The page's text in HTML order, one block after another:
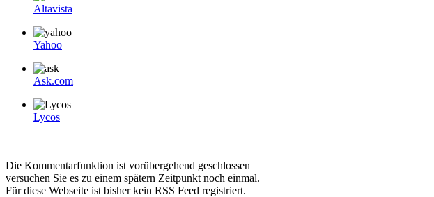
Altavista
Yahoo
Ask.com
Lycos
Die Kommentarfunktion ist vorübergehend geschlossen
versuchen Sie es zu einem spätern Zeitpunkt noch einmal.
Für diese Webseite ist bisher kein RSS Feed registriert.